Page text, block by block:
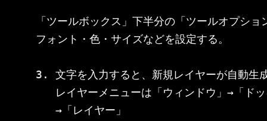
「ツールボックス」下半分の「ツールオプショ
フォント・色・サイズなどを設定する。
3. 文字を入力すると、新規レイヤーが自動生
レイヤーメニューは「ウィンドウ」→「ド
   →「レイヤー」